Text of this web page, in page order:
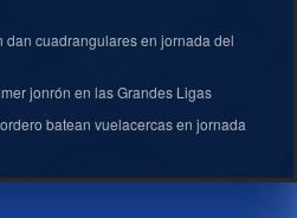
dan cuadrangulares en jornada del
jonrón en las Grandes Ligas
batean vuelacercas en jornada